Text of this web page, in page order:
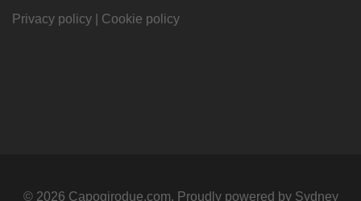
Privacy policy Cookie policy
© 2026 Capogirodue.com. Proudly powered by Sydney